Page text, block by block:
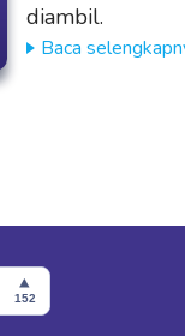
diambil.
Baca